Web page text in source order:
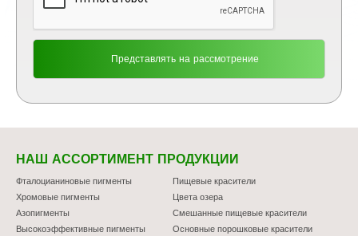
НАШ АССОРТИМЕНТ ПРОДУКЦИИ
Фталоцианиновые пигменты
Хромовые пигменты
Азопигменты
Высокоэффективные пигменты
Пищевые красители
Цвета озера
Смешанные пищевые красители
Основные порошковые красители